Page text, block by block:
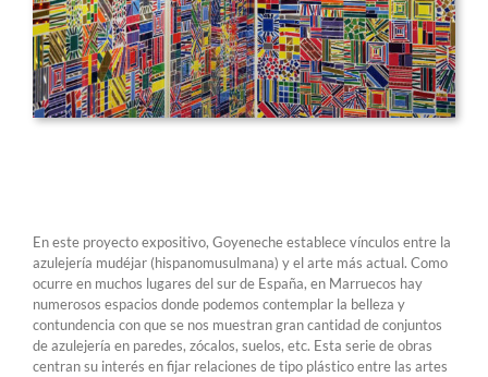
En este proyecto expositivo, Goyeneche establece vínculos entre la
azulejería mudéjar (hispanomusulmana) y el arte más actual. Como
ocurre en muchos lugares del sur de España, en Marruecos hay
numerosos espacios donde podemos contemplar la belleza y
contundencia con que se nos muestran gran cantidad de conjuntos
de azulejería en paredes, zócalos, suelos, etc. Esta serie de obras
centran su interés en fijar relaciones de tipo plástico entre las artes